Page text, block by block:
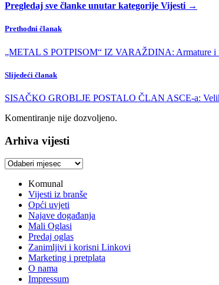
Pregledaj sve članke unutar kategorije Vijesti →
Prethodni članak
„METAL S POTPISOM“ IZ VARAŽDINA: Armature i
Slijedeći članak
SISAČKO GROBLJE POSTALO ČLAN ASCE-a:
Komentiranje nije dozvoljeno.
Arhiva vijesti
Arhiva
Komunal
Vijesti iz branše
Opći uvjeti
Najave događanja
Mali Oglasi
Predaj oglas
Zanimljivi i korisni Linkovi
Marketing i pretplata
O nama
Impressum